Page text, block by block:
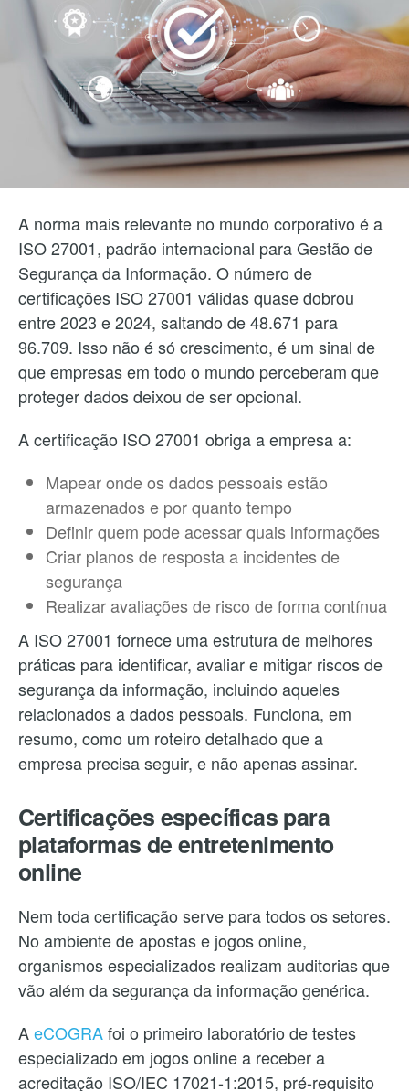
A norma mais relevante no mundo corporativo é a
ISO 27001, padrão internacional para Gestão de
Segurança da Informação. O número de
certificações ISO 27001 válidas quase dobrou
entre 2023 e 2024, saltando de 48.671 para
96.709. Isso não é só crescimento, é um sinal de
que empresas em todo o mundo perceberam que
proteger dados deixou de ser opcional.
A certificação ISO 27001 obriga a empresa a:
Mapear onde os dados pessoais estão
armazenados e por quanto tempo
Definir quem pode acessar quais informações
Criar planos de resposta a incidentes de
segurança
Realizar avaliações de risco de forma contínua
A ISO 27001 fornece uma estrutura de melhores
práticas para identificar, avaliar e mitigar riscos de
segurança da informação, incluindo aqueles
relacionados a dados pessoais. Funciona, em
resumo, como um roteiro detalhado que a
empresa precisa seguir, e não apenas assinar.
Certificações específicas para
plataformas de entretenimento
online
Nem toda certificação serve para todos os setores.
No ambiente de apostas e jogos online,
organismos especializados realizam auditorias que
vão além da segurança da informação genérica.
AeCOGRAfoi o primeiro laboratório de testes
especializado em jogos online a receber a
acreditação ISO/IEC 17021-1:2015, pré-requisito